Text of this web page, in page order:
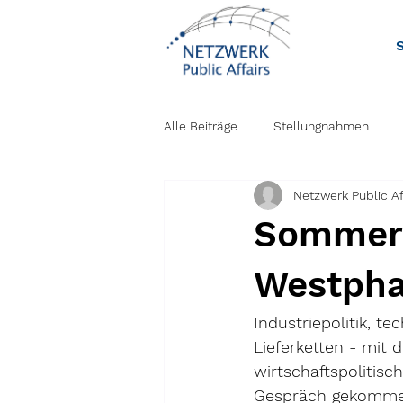
Alle Beiträge Stellungnahmen
Netzwerk Public
Industriepolitik,
Lieferketten - mit
Gespräch